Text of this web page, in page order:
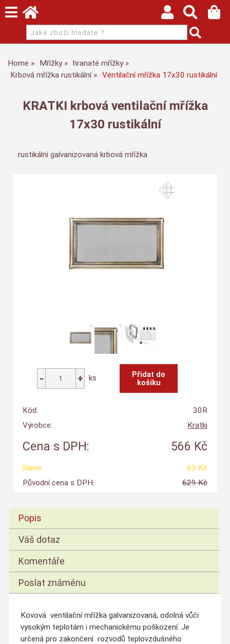
Home Mřížky
hranaté mřížky
Krbová mřížka rustikální
Ventilační mřížka 17x30 rustikální
KRATKI krbová ventilační mřížka
17x30 rustikální
rustikální galvanizovaná krbová mřížka
ks
Kód:
30R
Výrobce:
Kratki
Cena s DPH: 566 Kč
Sleva:
63 Kč
Původní cena s DPH:
629 Kč
Popis
Váš dotaz
Komentáře
Poslat známénu
Kovová ventilační mřížka galvanizovaná, odolná vůči
vysokým teplotám i mechanickému poškození. Je
určená pro zakončení rozvodů teplovzdušného